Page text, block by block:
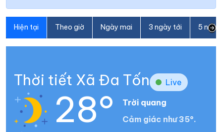
Hiện tại Theo giờ Ngày mai 3 ngày tới 5
Thời tiết Xã Đa Tốn Live
28°
Trời quang
Cảm giác như 35°.